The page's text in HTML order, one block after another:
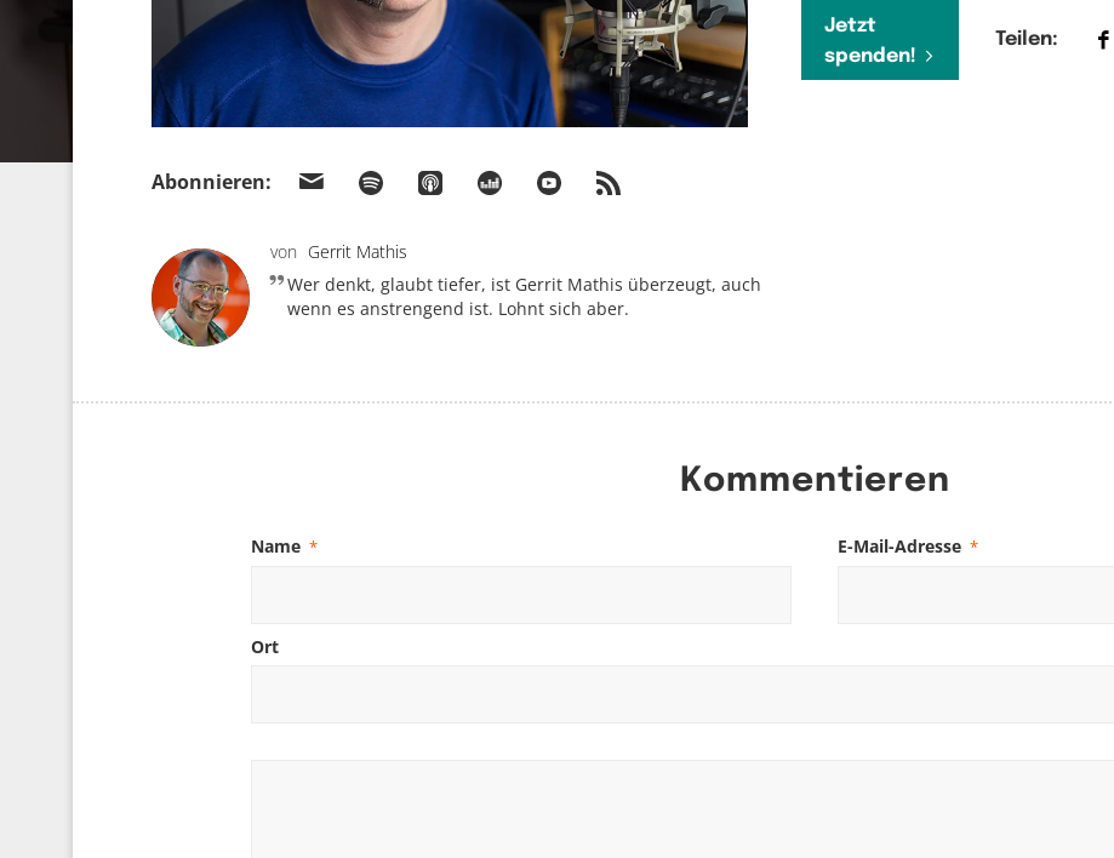
Abonnieren:
Jetzt
spenden!
Teilen:
von Gerrit Mathis
Wer denkt, glaubt tiefer, ist Gerrit Mathis überzeugt, auch
wenn es anstrengend ist. Lohnt sich aber.
Kommentieren
Name * E-Mail-Adresse *
Ort